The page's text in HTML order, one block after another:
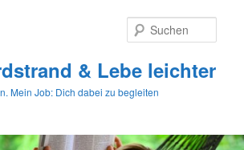
& Lebe leichter
Mein Job: Dich dabei zu begleiten